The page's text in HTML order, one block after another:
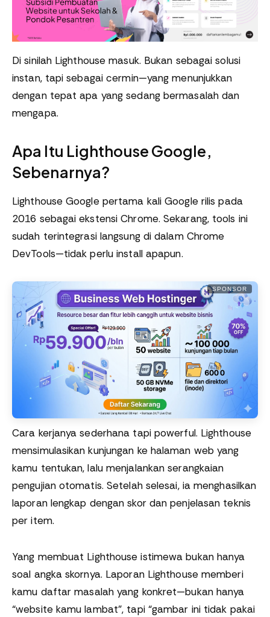
Di sinilah Lighthouse masuk. Bukan sebagai solusi
instan, tapi sebagai cermin—yang menunjukkan
dengan tepat apa yang sedang bermasalah dan
mengapa.
Apa Itu Lighthouse Google,
Sebenarnya?
Lighthouse Google pertama kali Google rilis pada
2016 sebagai ekstensi Chrome. Sekarang, tools ini
sudah terintegrasi langsung di dalam Chrome
DevTools—tidak perlu install apapun.
SPONSOR
Cara kerjanya sederhana tapi powerful. Lighthouse
mensimulasikan kunjungan ke halaman web yang
kamu tentukan, lalu menjalankan serangkaian
pengujian otomatis. Setelah selesai, ia menghasilkan
laporan lengkap dengan skor dan penjelasan teknis
per item.
Yang membuat Lighthouse istimewa bukan hanya
soal angka skornya. Laporan Lighthouse memberi
kamu daftar masalah yang konkret—bukan hanya
“website kamu lambat”, tapi “gambar ini tidak pakai